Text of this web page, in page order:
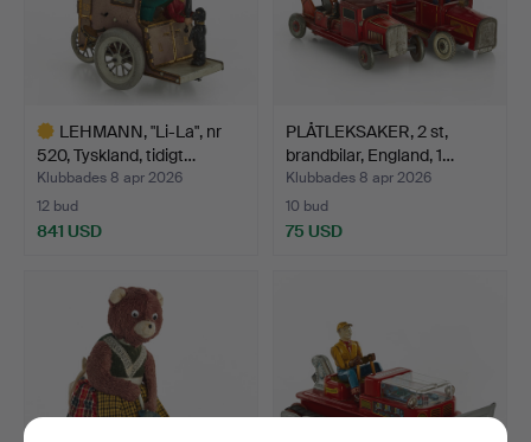
LEHMANN, "Li-La", nr
520, Tyskland, tidigt…
Klubbades 8 apr 2026
12 bud
841 USD
PLÅTLEKSAKER, 2 st,
brandbilar, England, 1…
Klubbades 8 apr 2026
10 bud
75 USD